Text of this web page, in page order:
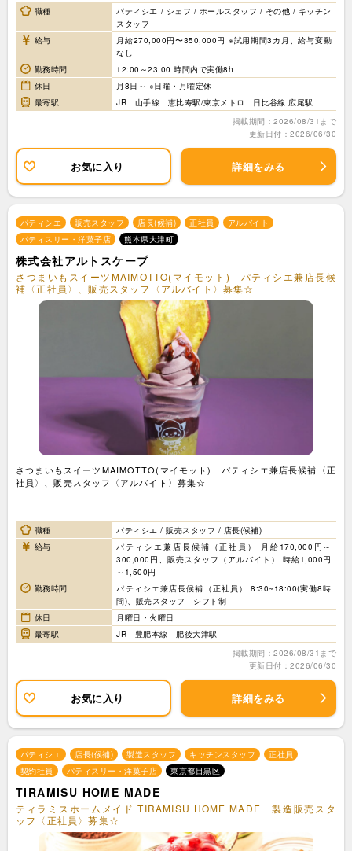
職種
パティシエ / シェフ / ホールスタッフ / その他 / キッチン
スタッフ
給与
月給270,000円〜350,000円 ※試用期間3カ月、給与変動
なし
勤務時間
12:00～23:00 時間内で実働8h
休日
月8日～ ※日曜・月曜定休
最寄駅
JR 山手線 恵比寿駅/東京メトロ 日比谷線 広尾駅
掲載期間：2026/08/31まで
更新日付：2026/06/30
お気に入り 詳細をみる
パティシエ 販売スタッフ 店長(候補) 正社員
アルバイト
パティスリー・洋菓子店
熊本県大津町
株式会社アルトスケープ
さつまいもスイーツMAIMOTTO(マイモット) パティシエ兼店長候
補〈正社員〉、販売スタッフ〈アルバイト〉募集☆
さつまいもスイーツMAIMOTTO(マイモット) パティシエ兼店長候補〈正
社員〉、販売スタッフ〈アルバイト〉募集☆
職種
パティシエ / 販売スタッフ / 店長(候補)
給与
パティシエ兼店長候補（正社員） 月給170,000円～
300,000円、販売スタッフ（アルバイト） 時給1,000円
～1,500円
勤務時間
パティシエ兼店長候補（正社員） 8:30~18:00(実働8時
間)、販売スタッフ シフト制
休日
月曜日・火曜日
最寄駅
JR 豊肥本線 肥後大津駅
掲載期間：2026/08/31まで
更新日付：2026/06/30
お気に入り 詳細をみる
パティシエ 店長(候補) 製造スタッフ キッチンスタッフ
正社員
契約社員
パティスリー・洋菓子店 東京都目黒区
TIRAMISU HOME MADE
ティラミスホームメイド TIRAMISU HOME MADE 製造販売スタ
ッフ〈正社員〉募集☆